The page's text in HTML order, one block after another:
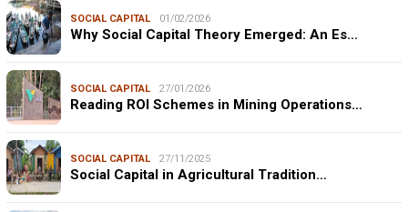
SOCIAL CAPITAL 01/02/2026
Why Social Capital Theory Emerged: An Es…
SOCIAL CAPITAL 27/01/2026
Reading ROI Schemes in Mining Operations…
SOCIAL CAPITAL 27/11/2025
Social Capital in Agricultural Tradition…